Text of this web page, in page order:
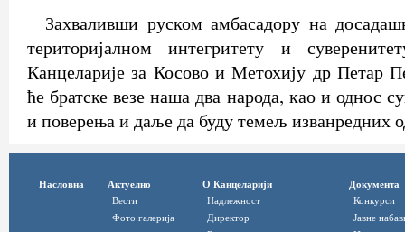
Захваливши руском амбасадору на
територијалном интегритету и
Канцеларије за Косово и Метохију др Петар
ће братске везе наша два народа, као и однос
и поверења и даље да буду темељ изванредних
Насловна Актуелно
Вести
Фото галерија
О Канцеларији
Надлежност
Директор
Документа
Конкурси
Јавне